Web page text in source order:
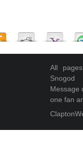
All
Snogod
Message
one fan